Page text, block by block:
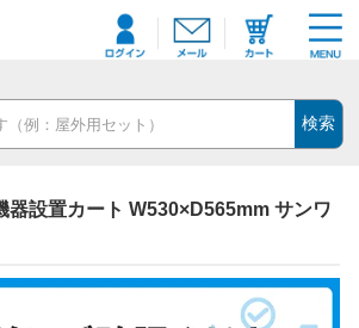
検索
器設置カート W530×D565mm サンワ